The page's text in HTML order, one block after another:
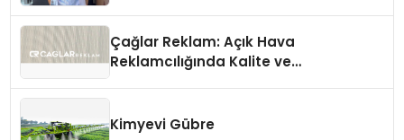
Çağlar Reklam: Açık Hava
Reklamcılığında Kalite ve
Kimyevi Gübre